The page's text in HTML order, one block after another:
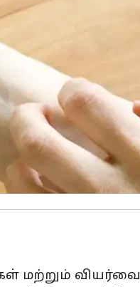
சில
முதல்
தோல்
எக்ஸிமா
மற்றும்